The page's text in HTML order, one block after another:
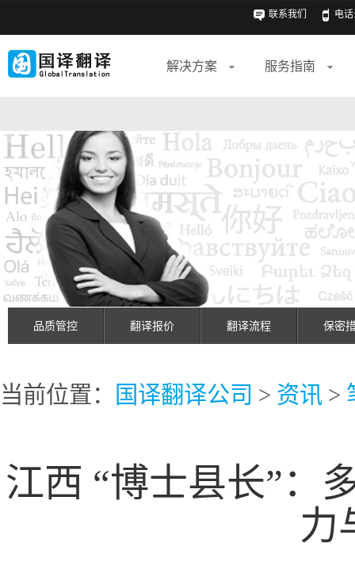
联系我们 电话
解决方案 服务指南
品质管控 翻译报价 翻译流程 保密
当前位置： 国译翻译公司 > 资讯 >
江西 “博士县长”：
力